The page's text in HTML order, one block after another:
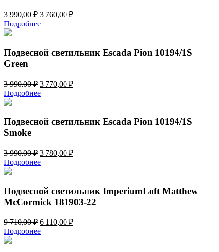
3 990,00₽ Первоначальная
цена
составляла
990,00 ₽.
3 760,00 ₽Текущая
Подробнее
Подвесной светильник Escada Pion 10194/1S
Green
3 990,00₽ Первоначальная
цена
составляла
990,00 ₽.
3 770,00 ₽Текущая
Подробнее
Подвесной светильник Escada Pion 10194/1S
Smoke
3 990,00₽ Первоначальная
цена
составляла
990,00 ₽.
3 780,00 ₽Текущая
Подробнее
Подвесной светильник ImperiumLoft Matthew
McCormick 181903-22
9 710,00₽ Первоначальная
цена
составляла
6 110,00 ₽Текущая
Подробнее